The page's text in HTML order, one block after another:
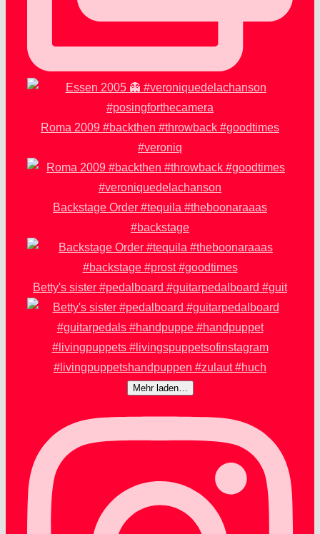
Roma 2009 #backthen #throwback #goodtimes
#veroniq
Backstage Order #tequila #theboonaraaas
#backstage
Betty's sister #pedalboard #guitarpedalboard #guit
Mehr laden…